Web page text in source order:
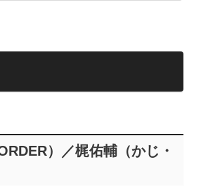
）／梶佑輔（かじ・